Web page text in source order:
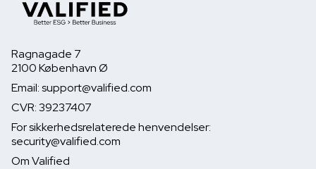
Ragnagade 7
2100 København Ø
Email: support@valified.com
CVR: 39237407
For sikkerhedsrelaterede henvendelser:
security@valified.com
Om Valified